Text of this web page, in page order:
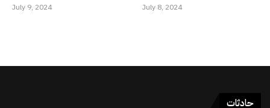
July 9, 2024 July 8, 2024
حادثات